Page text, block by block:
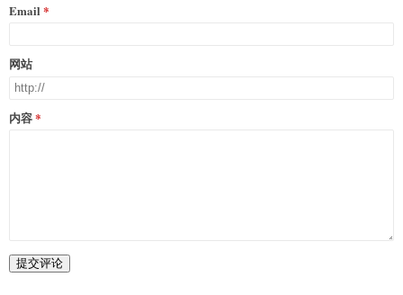
Email
网站
内容
提交评论